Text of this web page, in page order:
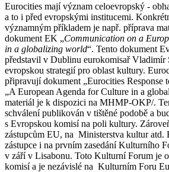
Eurocities mají význam celoevropský -
a to i před evropskými institucemi.
významným příkladem je např. příprava
dokument EK „Communication on a
in a globalizing world“. Tento dokument
představil v Dublinu eurokomisař Vladimír
evropskou strategií pro oblast kultury.
připravují dokument „Eurocities Response
„A European Agenda for Culture in a
materiál je k dispozici na MHMP-OKP/.
schválení publikován v tištěné podobě a
s Evropskou komisí na poli kultury.
zástupcům EU, na Ministerstva kultur atd.
zástupce i na prvním zasedání Kulturního
v září v Lisabonu. Toto Kulturní Forum je
komisí a je nezávislé na Kulturním Foru